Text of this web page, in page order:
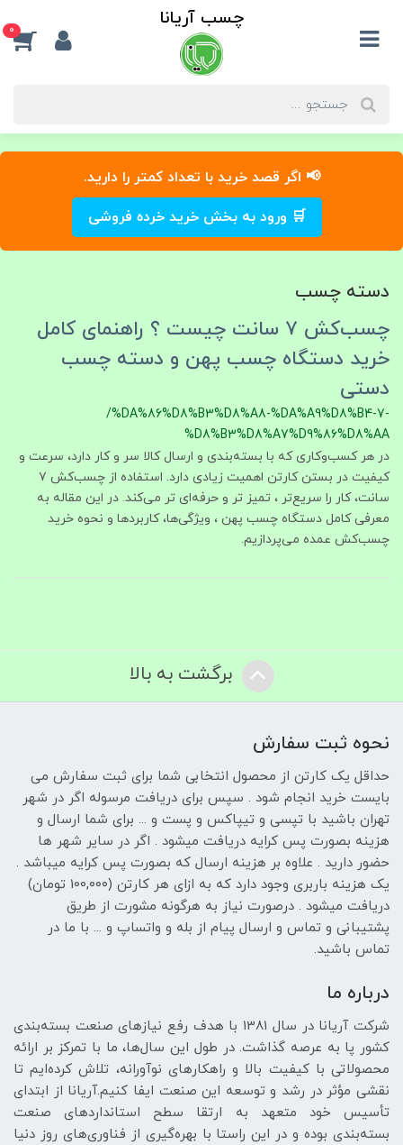
📢 اگر قصد خرید با تعداد کمتر را دارید.
🛒 ورود به بخش خرید خرده فروشی
چسب آریانا 0
دسته چسب
چسب‌کش ۷ سانت چیست ؟ راهنمای کامل
خرید دستگاه چسب پهن و دسته چسب
دستی
/%DA%86%D8%B3%D8%A8-%DA%A9%D8%B4-7-
%D8%B3%D8%A7%D9%86%D8%AA
در هر کسب‌وکاری که با بسته‌بندی و ارسال کالا سر و کار دارد، سرعت و
کیفیت در بستن کارتن اهمیت زیادی دارد. استفاده از چسب‌کش ۷
سانت، کار را سریع‌تر ، تمیز تر و حرفه‌ای‌ تر می‌کند. در این مقاله به
معرفی کامل دستگاه چسب پهن ، ویژگی‌ها، کاربردها و نحوه خرید
چسب‌کش عمده می‌پردازیم.
برگشت به بالا
نحوه ثبت سفارش
حداقل یک کارتن از محصول انتخابی شما برای ثبت سفارش می
بایست خرید انجام شود . سپس برای دریافت مرسوله اگر در شهر
تهران باشید با تپسی و تیپاکس و پست و ... برای شما ارسال و
هزینه بصورت پس کرایه دریافت میشود . اگر در سایر شهر ها
حضور دارید . علاوه بر هزینه ارسال که بصورت پس کرایه میباشد .
یک هزینه باربری وجود دارد که به ازای هر کارتن (100,۰۰۰ تومان)
دریافت میشود . درصورت نیاز به هرگونه مشورت از طریق
پشتیبانی و تماس و ارسال پیام از بله و واتساپ و ... با ما در
تماس باشید.
درباره ما
شرکت آریانا در سال 1381 با هدف رفع نیازهای صنعت بسته‌بندی
کشور پا به عرصه گذاشت. در طول این سال‌ها، ما با تمرکز بر ارائه
محصولاتی با کیفیت بالا و راهکارهای نوآورانه، تلاش کرده‌ایم تا
نقشی مؤثر در رشد و توسعه این صنعت ایفا کنیم.آریانا از ابتدای
تأسیس خود متعهد به ارتقا سطح استانداردهای صنعت
بسته‌بندی بوده و در این راستا با بهره‌گیری از فناوری‌های روز دنیا